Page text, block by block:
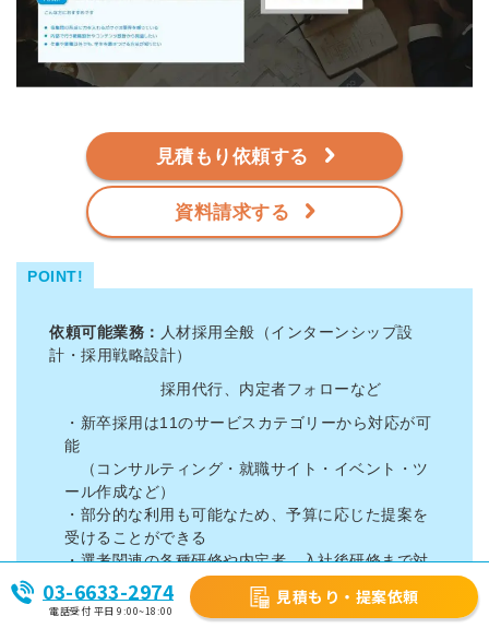
見積もり依頼する
資料請求する
POINT!
依頼可能業務： 人材採用全般（インターンシップ設
計・採用戦略設計）
採用代行、内定者フォローなど
・新卒採用は11のサービスカテゴリーから対応が可
能
（コンサルティング・就職サイト・イベント・ツ
ール作成など）
・部分的な利用も可能なため、予算に応じた提案を
受けることができる
・選考関連の各種研修や内定者、入社後研修まで対
応が可能
03-6633-2974
電話受付 平日 9:00~18:00
見積もり・提案依頼